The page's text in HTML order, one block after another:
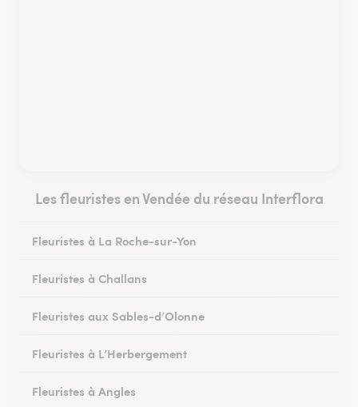
Les fleuristes en Vendée du réseau Interflora
Fleuristes à La Roche-sur-Yon
Fleuristes à Challans
Fleuristes aux Sables-d’Olonne
Fleuristes à L’Herbergement
Fleuristes à Angles